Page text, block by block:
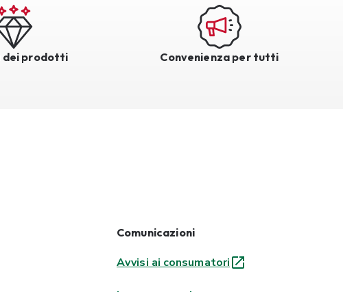
dei prodotti Convenienza per tutti
Comunicazioni
Avvisi ai consumatori